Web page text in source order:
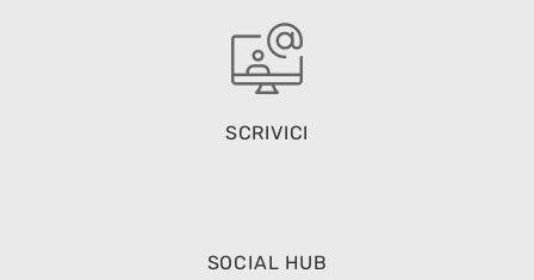
SCRIVICI
SOCIAL HUB